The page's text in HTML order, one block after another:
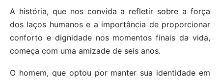
A história, que nos convida a refletir sobre a força
dos laços humanos e a importância de proporcionar
conforto e dignidade nos momentos finais da vida,
começa com uma amizade de seis anos.
O homem, que optou por manter sua identidade em